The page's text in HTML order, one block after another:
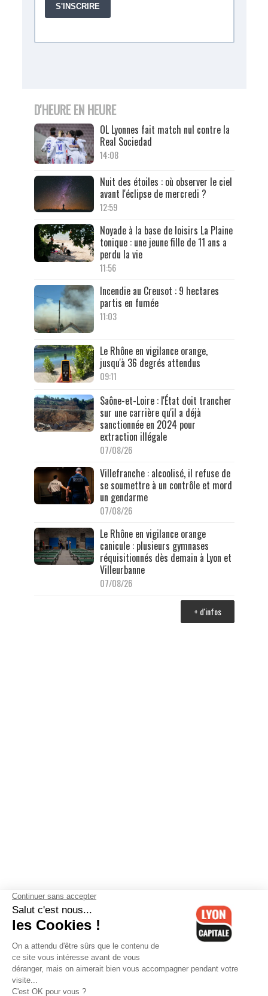
D'HEURE EN HEURE
OL Lyonnes fait match nul contre la
Real Sociedad
14:08
Nuit des étoiles : où observer le ciel
avant l'éclipse de mercredi ?
12:59
Noyade à la base de loisirs La Plaine
tonique : une jeune fille de 11 ans a
perdu la vie
11:56
Incendie au Creusot : 9 hectares
partis en fumée
11:03
Le Rhône en vigilance orange,
jusqu'à 36 degrés attendus
09:11
Saône-et-Loire : l'État doit trancher
sur une carrière qu'il a déjà
sanctionnée en 2024 pour
extraction illégale
07/08/26
Villefranche : alcoolisé, il refuse de
se soumettre à un contrôle et mord
un gendarme
07/08/26
Le Rhône en vigilance orange
canicule : plusieurs gymnases
réquisitionnés dès demain à Lyon et
Villeurbanne
07/08/26
+ d'infos